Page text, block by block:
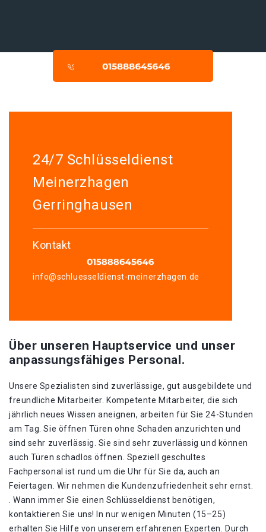
24/7 Schlüsseldienst
Meinerzhagen
Gerringhausen
Kontakt
info@schluesseldienst-meinerzhagen.de
Über unseren Hauptservice und unser
anpassungsfähiges Personal.
Unsere Spezialisten sind zuverlässige, gut ausgebildete und
freundliche Mitarbeiter. Kompetente Mitarbeiter, die sich
jährlich neues Wissen aneignen, arbeiten für Sie 24-Stunden
am Tag. Sie öffnen Türen ohne Schaden anzurichten und
sind sehr zuverlässig. Sie sind sehr zuverlässig und können
auch Türen schadlos öffnen. Speziell geschultes
Fachpersonal ist rund um die Uhr für Sie da, auch an
Feiertagen. Wir nehmen die Kundenzufriedenheit sehr ernst.
. Wann immer Sie einen Schlüsseldienst benötigen,
kontaktieren Sie uns! In nur wenigen Minuten (15–25)
erhalten Sie Hilfe von unserem erfahrenen Experten. Durch